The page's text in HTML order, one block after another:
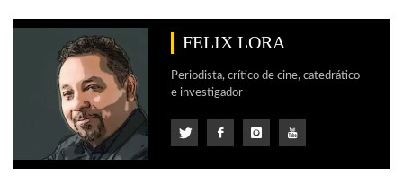
FELIX LORA
Periodista, crítico de cine, catedrático
e investigador